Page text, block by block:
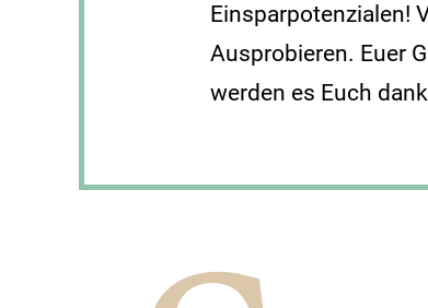
Einsparpotenzialen!
Ausprobieren. Euer
werden es Euch